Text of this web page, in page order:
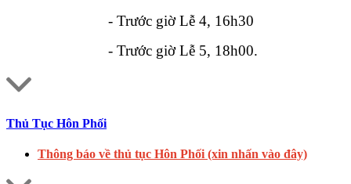
- Trước giờ Lễ 4, 16h30
- Trước giờ Lễ 5, 18h00.
Thủ Tục Hôn Phối
Thông báo về thủ tục Hôn Phối (xin nhấn vào đây)